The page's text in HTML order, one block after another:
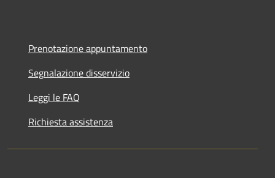
Prenotazione appuntamento
Segnalazione disservizio
Leggi le FAQ
Richiesta assistenza